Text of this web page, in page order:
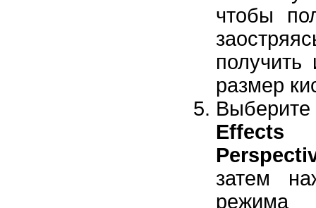
чтобы
размер
Effects
затем
режима